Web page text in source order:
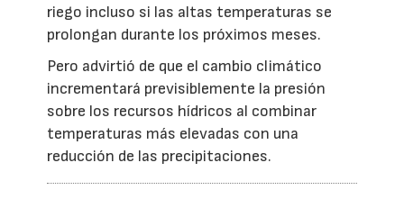
riego incluso si las altas temperaturas se
prolongan durante los próximos meses.
Pero advirtió de que el cambio climático
incrementará previsiblemente la presión
sobre los recursos hídricos al combinar
temperaturas más elevadas con una
reducción de las precipitaciones.